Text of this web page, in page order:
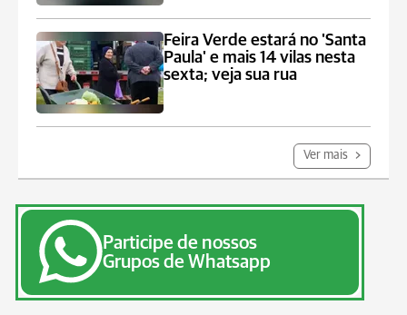
Feira Verde estará no 'Santa
Paula' e mais 14 vilas nesta
sexta; veja sua rua
Ver mais
Participe de nossos
Grupos de Whatsapp